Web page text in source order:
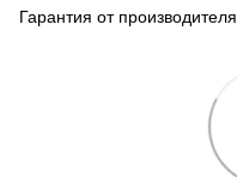
Гарантия от производителя